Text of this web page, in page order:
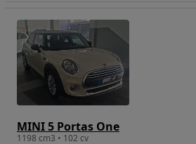
MINI 5 Portas One
1198 cm3 • 102 cv